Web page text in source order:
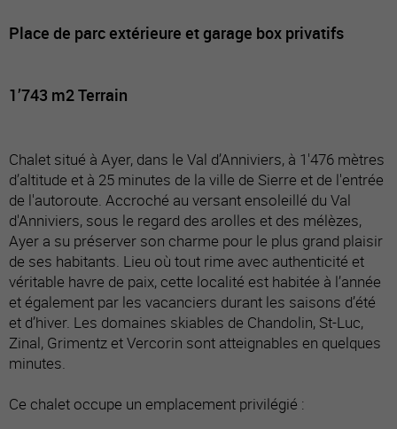
Place de parc extérieure et garage box privatifs
1’743 m2 Terrain
Chalet situé à Ayer, dans le Val d’Anniviers, à 1'476 mètres
d’altitude et à 25 minutes de la ville de Sierre et de l'entrée
de l'autoroute. Accroché au versant ensoleillé du Val
d'Anniviers, sous le regard des arolles et des mélèzes,
Ayer a su préserver son charme pour le plus grand plaisir
de ses habitants. Lieu où tout rime avec authenticité et
véritable havre de paix, cette localité est habitée à l’année
et également par les vacanciers durant les saisons d’été
et d’hiver. Les domaines skiables de Chandolin, St-Luc,
Zinal, Grimentz et Vercorin sont atteignables en quelques
minutes.
Ce chalet occupe un emplacement privilégié :